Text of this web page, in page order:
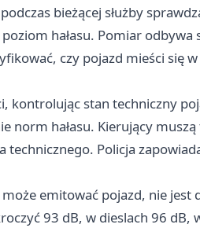
bieżącej służby
hałasu. Pomiar odbywa
czy pojazd mieści się
kontrolując stan techniczny
norm hałasu. Kierujący
Policja
emitować pojazd, nie jest
93 dB, w dieslach 96